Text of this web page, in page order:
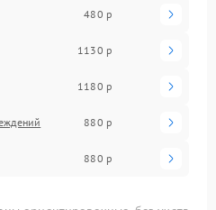
480 р
1130 р
1180 р
880 р
880 р